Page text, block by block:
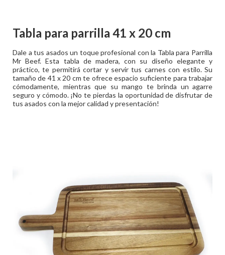
Tabla para parrilla 41 x 20 cm
Dale a tus asados un toque profesional con la Tabla para Parrilla
Mr Beef. Esta tabla de madera, con su diseño elegante y
práctico, te permitirá cortar y servir tus carnes con estilo. Su
tamaño de 41 x 20 cm te ofrece espacio suficiente para trabajar
cómodamente, mientras que su mango te brinda un agarre
seguro y cómodo. ¡No te pierdas la oportunidad de disfrutar de
tus asados con la mejor calidad y presentación!